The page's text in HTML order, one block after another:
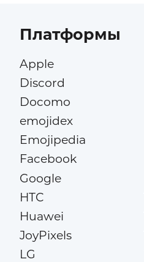
Платформы
Apple
Discord
Docomo
emojidex
Emojipedia
Facebook
Google
HTC
Huawei
JoyPixels
LG